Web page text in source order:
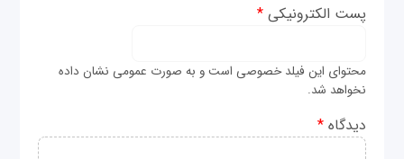
پست الکترونیکی*
محتوای این فیلد خصوصی است و به صورت عمومی نشان داده
نخواهد شد.
دیدگاه*